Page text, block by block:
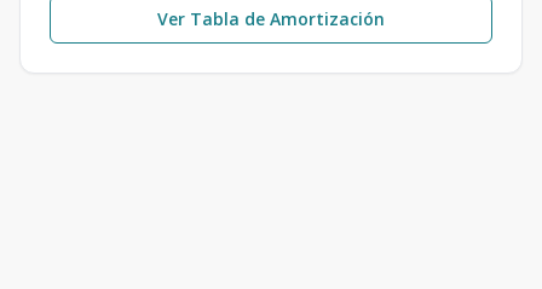
Ver Tabla de Amortización